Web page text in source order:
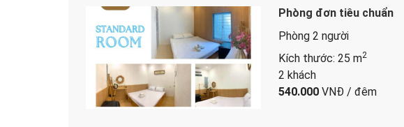
Phòng đơn tiêu chuẩn
Phòng 2 người
Kích thước: 25 m2
2 khách
540.000VNĐ / đêm